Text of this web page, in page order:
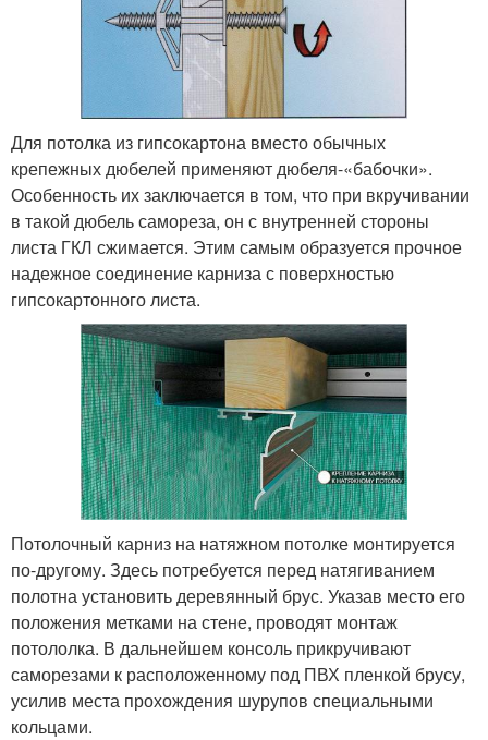
Для потолка из гипсокартона вместо обычных
крепежных дюбелей применяют дюбеля-«бабочки».
Особенность их заключается в том, что при вкручивании
в такой дюбель самореза, он с внутренней стороны
листа ГКЛ сжимается. Этим самым образуется прочное
надежное соединение карниза с поверхностью
гипсокартонного листа.
Потолочный карниз на натяжном потолке монтируется
по-другому. Здесь потребуется перед натягиванием
полотна установить деревянный брус. Указав место его
положения метками на стене, проводят монтаж
потололка. В дальнейшем консоль прикручивают
саморезами к расположенному под ПВХ пленкой брусу,
усилив места прохождения шурупов специальными
кольцами.